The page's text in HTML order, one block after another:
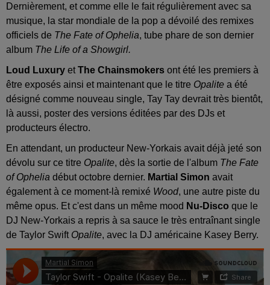
Dernièrement, et comme elle le fait régulièrement avec sa
musique, la star mondiale de la pop a dévoilé des remixes
officiels de The Fate of Ophelia, tube phare de son dernier
album The Life of a Showgirl.
Loud Luxury etThe Chainsmokers ont été les premiers à
être exposés ainsi et maintenant que le titre Opalite a été
désigné comme nouveau single, Tay Tay devrait très bientôt,
là aussi, poster des versions éditées par des DJs et
producteurs électro.
En attendant, un producteur New-Yorkais avait déjà jeté son
dévolu sur ce titre Opalite, dès la sortie de l'album The Fate
of Ophelia début octobre dernier. Martial Simon avait
également à ce moment-là remixé Wood, une autre piste du
même opus. Et c'est dans un même mood Nu-Disco que le
DJ New-Yorkais a repris à sa sauce le très entraînant single
de Taylor Swift Opalite, avec la DJ américaine Kasey Berry.